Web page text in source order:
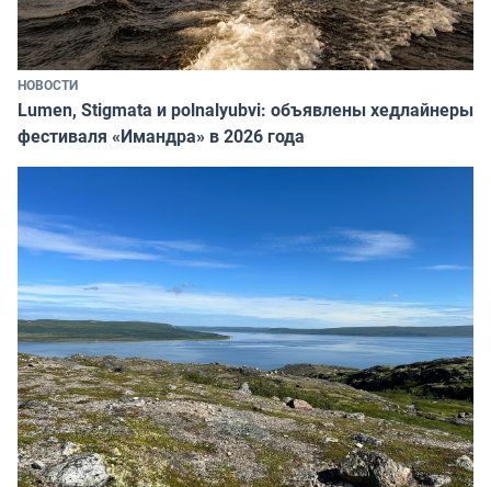
НОВОСТИ
Lumen, Stigmata и polnalyubvi: объявлены хедлайнеры
фестиваля «Имандра» в 2026 года